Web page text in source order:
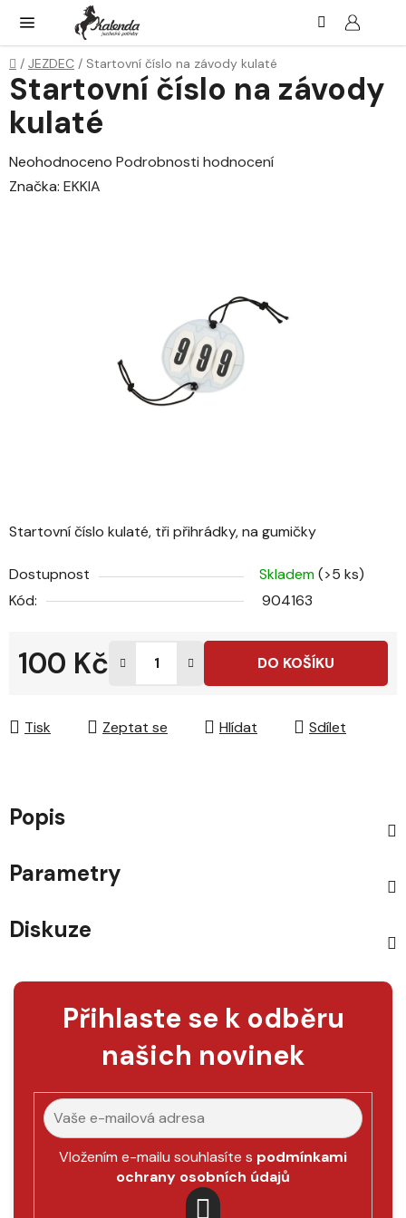
obsah
Domů
/ JEZDEC / Startovní číslo na závody kulaté
Startovní číslo kulaté, tři přihrádky, na gumičky
Dostupnost Skladem(>5 ks)
Kód:
904163
100 Kč DO KOŠÍKU
Tisk Zeptat se Hlídat Sdílet
Startovní číslo na závody
kulaté
Průměrné
hodnocení
Neohodnoceno Podrobnosti hodnocení
Značka: EKKIA
Popis
Parametry
Diskuze
Přihlaste se k odběru
našich novinek
Vložením e-mailu souhlasíte s podmínkami
ochrany osobních údajů